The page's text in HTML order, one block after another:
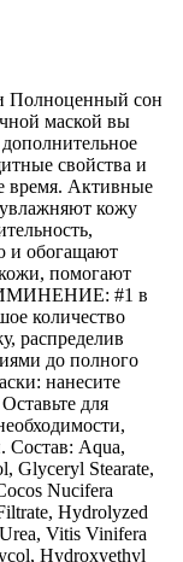
Полноценный сон
маской вы
свойства и
время. Активные
кожу
и обогащают
помогают
#1 в
количество
распределив
до полного
нанесите
для
Состав: Aqua,
Glyceryl Stearate,
Nucifera
Hydrolyzed
Vitis Vinifera
Hydroxyethyl